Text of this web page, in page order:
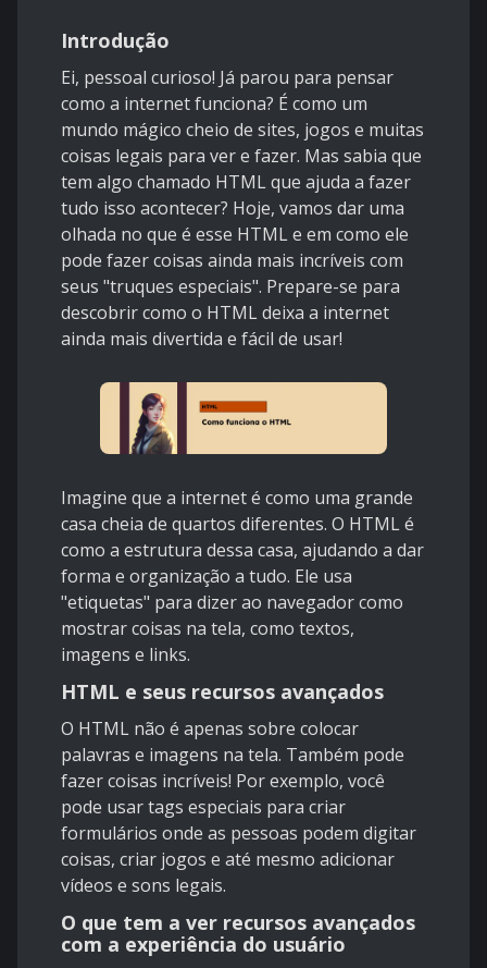
Introdução
Ei, pessoal curioso! Já parou para pensar
como a internet funciona? É como um
mundo mágico cheio de sites, jogos e muitas
coisas legais para ver e fazer. Mas sabia que
tem algo chamado HTML que ajuda a fazer
tudo isso acontecer? Hoje, vamos dar uma
olhada no que é esse HTML e em como ele
pode fazer coisas ainda mais incríveis com
seus "truques especiais". Prepare-se para
descobrir como o HTML deixa a internet
ainda mais divertida e fácil de usar!
Imagine que a internet é como uma grande
casa cheia de quartos diferentes. O HTML é
como a estrutura dessa casa, ajudando a dar
forma e organização a tudo. Ele usa
"etiquetas" para dizer ao navegador como
mostrar coisas na tela, como textos,
imagens e links.
HTML e seus recursos avançados
O HTML não é apenas sobre colocar
palavras e imagens na tela. Também pode
fazer coisas incríveis! Por exemplo, você
pode usar tags especiais para criar
formulários onde as pessoas podem digitar
coisas, criar jogos e até mesmo adicionar
vídeos e sons legais.
O que tem a ver recursos avançados
com a experiência do usuário